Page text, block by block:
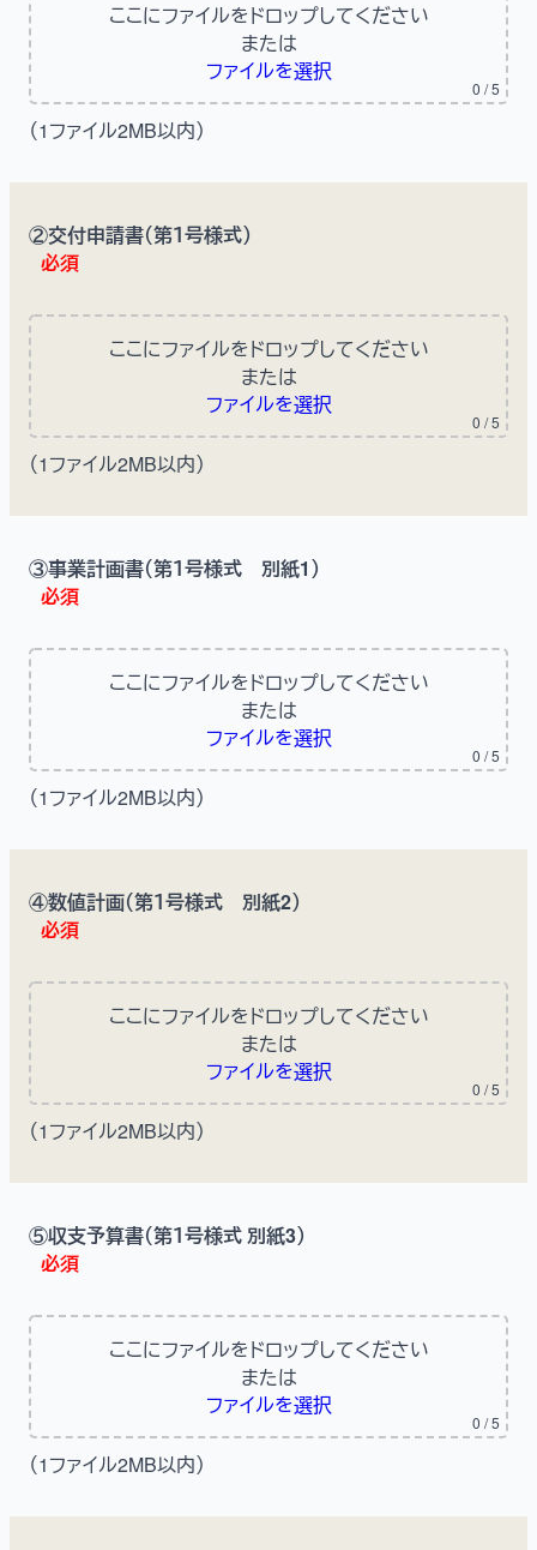
ここにファイルをドロップしてください
または
ファイルを選択
0 / 5
（1ファイル2MB以内）
②交付申請書（第１号様式）
必須
ここにファイルをドロップしてください
または
ファイルを選択
0 / 5
（1ファイル2MB以内）
③事業計画書（第１号様式 別紙1）
必須
ここにファイルをドロップしてください
または
ファイルを選択
0 / 5
（1ファイル2MB以内）
④数値計画（第１号様式 別紙2）
必須
ここにファイルをドロップしてください
または
ファイルを選択
0 / 5
（1ファイル2MB以内）
⑤収支予算書（第１号様式 別紙3）
必須
ここにファイルをドロップしてください
または
ファイルを選択
0 / 5
（1ファイル2MB以内）